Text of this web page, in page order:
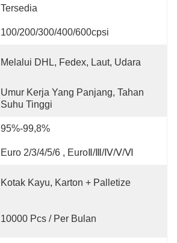
Tersedia
100/200/300/400/600cpsi
Melalui DHL, Fedex, Laut, Udara
Umur Kerja Yang Panjang, Tahan
Suhu Tinggi
95%-99,8%
Euro 2/3/4/5/6 , EuroⅡ/Ⅲ/Ⅳ/Ⅴ/Ⅵ
Kotak Kayu, Karton + Palletize
10000 Pcs / Per Bulan